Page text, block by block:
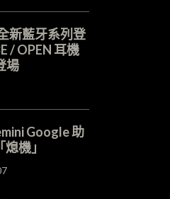
新藍牙系列登
/ OPEN 耳機
場
Google 助
機」